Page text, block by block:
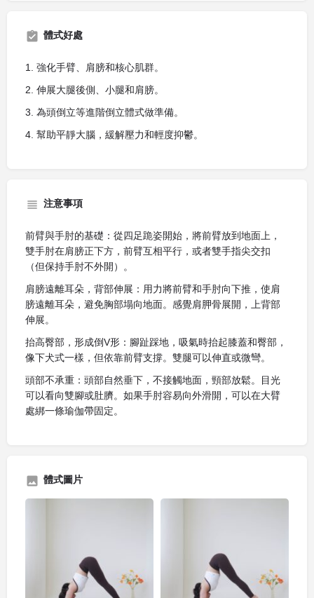
體式好處
1. 強化手臂、肩膀和核心肌群。
2. 伸展大腿後側、小腿和肩膀。
3. 為頭倒立等進階倒立體式做準備。
4. 幫助平靜大腦，緩解壓力和輕度抑鬱。
注意事項
前臂與手肘的基礎：從四足跪姿開始，將前臂放到地面上，
雙手肘在肩膀正下方，前臂互相平行，或者雙手指尖交扣
（但保持手肘不外開）。
肩膀遠離耳朵，背部伸展：用力將前臂和手肘向下推，使肩
膀遠離耳朵，避免胸部塌向地面。感覺肩胛骨展開，上背部
伸展。
抬高臀部，形成倒V形：腳趾踩地，吸氣時抬起膝蓋和臀部，
像下犬式一樣，但依靠前臂支撐。雙腿可以伸直或微彎。
頭部不承重：頭部自然垂下，不接觸地面，頸部放鬆。目光
可以看向雙腳或肚臍。如果手肘容易向外滑開，可以在大臂
處綁一條瑜伽帶固定。
體式圖片